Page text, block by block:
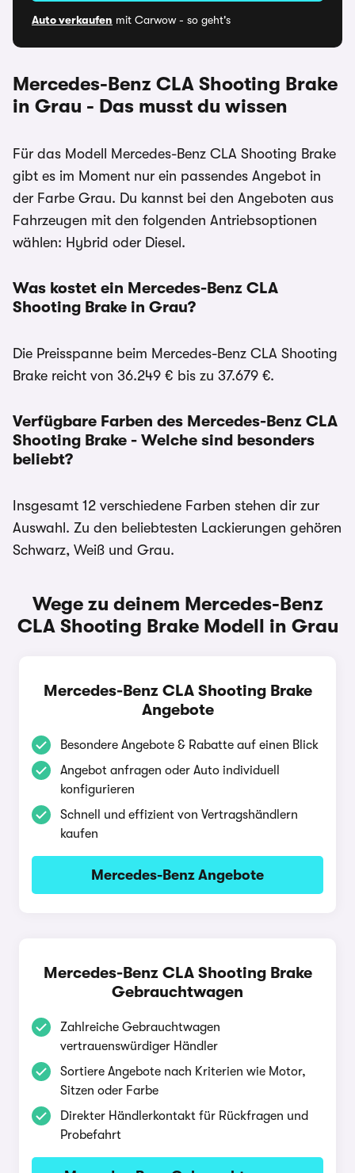
Auto verkaufen mit Carwow - so geht's
Mercedes-Benz CLA Shooting Brake
in Grau - Das musst du wissen
Für das Modell Mercedes-Benz CLA Shooting Brake
gibt es im Moment nur ein passendes Angebot in
der Farbe Grau. Du kannst bei den Angeboten aus
Fahrzeugen mit den folgenden Antriebsoptionen
wählen: Hybrid oder Diesel.
Was kostet ein Mercedes-Benz CLA
Shooting Brake in Grau?
Die Preisspanne beim Mercedes-Benz CLA Shooting
Brake reicht von 36.249 € bis zu 37.679 €.
Verfügbare Farben des Mercedes-Benz CLA
Shooting Brake - Welche sind besonders
beliebt?
Insgesamt 12 verschiedene Farben stehen dir zur
Auswahl. Zu den beliebtesten Lackierungen gehören
Schwarz, Weiß und Grau.
Wege zu deinem Mercedes-Benz
CLA Shooting Brake Modell in Grau
Mercedes-Benz CLA Shooting Brake
Angebote
Besondere Angebote & Rabatte auf einen Blick
Angebot anfragen oder Auto individuell
konfigurieren
Schnell und effizient von Vertragshändlern
kaufen
Mercedes-Benz Angebote
Mercedes-Benz CLA Shooting Brake
Gebrauchtwagen
Zahlreiche Gebrauchtwagen
vertrauenswürdiger Händler
Sortiere Angebote nach Kriterien wie Motor,
Sitzen oder Farbe
Direkter Händlerkontakt für Rückfragen und
Probefahrt